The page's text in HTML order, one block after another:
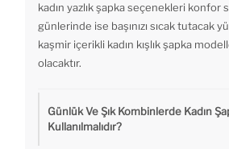
kadın yazlık şapka seçenekleri konfor
günlerinde ise başınızı sıcak tutacak
kaşmir içerikli kadın kışlık şapka
olacaktır.
Günlük Ve Şık Kombinlerde Kadın
Kullanılmalıdır?